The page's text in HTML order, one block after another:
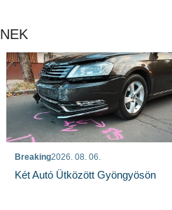
Breaking2026. 08. 06.
Két Autó Ütközött Gyöngyösön